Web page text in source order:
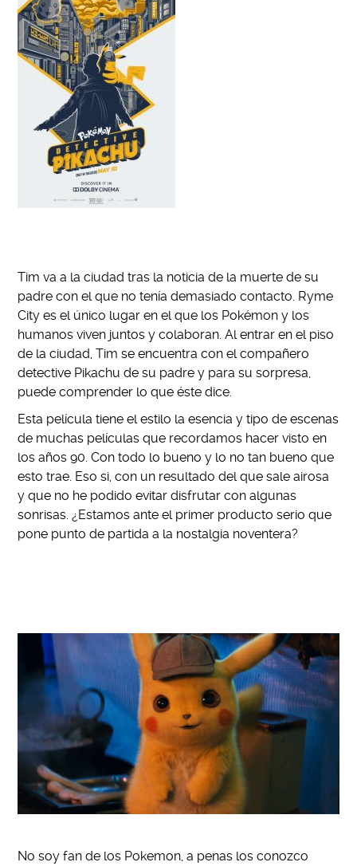
Tim va a la ciudad tras la noticia de la muerte de su
padre con el que no tenía demasiado contacto. Ryme
City es el único lugar en el que los Pokémon y los
humanos viven juntos y colaboran. Al entrar en el piso
de la ciudad, Tim se encuentra con el compañero
detective Pikachu de su padre y para su sorpresa,
puede comprender lo que éste dice.
Esta película tiene el estilo la esencia y tipo de escenas
de muchas películas que recordamos hacer visto en
los años 90. Con todo lo bueno y lo no tan bueno que
esto trae. Eso si, con un resultado del que sale airosa
y que no he podido evitar disfrutar con algunas
sonrisas. ¿Estamos ante el primer producto serio que
pone punto de partida a la nostalgia noventera?
No soy fan de los Pokemon, a penas los conozco